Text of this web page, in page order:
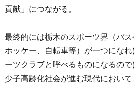
貢献」につながる。
最終的には栃木のスポーツ界（バ
ホッケー、自転車等）が一つにな
ーツクラブと呼べるものになるので
少子高齢化社会が進む現代におい